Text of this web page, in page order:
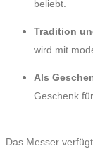
beliebt.
Tradition
wird mit
Als
Geschenk
Das Messer